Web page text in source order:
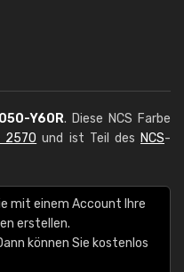
Y60R. Diese NCS Farbe
2570 und ist Teil des NCS-
mit einem Account Ihre
erstellen.
können Sie kostenlos